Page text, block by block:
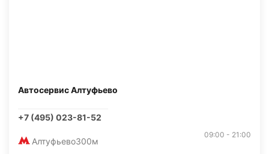
Автосервис Алтуфьево
+7 (495) 023-81-52
Алтуфьево300м
09:00 - 21:00